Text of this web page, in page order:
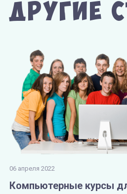
Другие
06 апреля 2022
Компьютерные курсы